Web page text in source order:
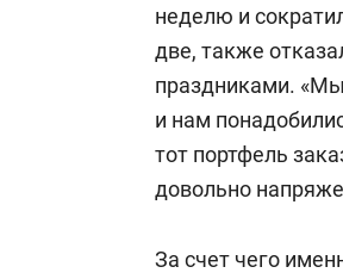
неделю и
две, также
праздниками.
и нам
тот портфель
довольно
За счет чего